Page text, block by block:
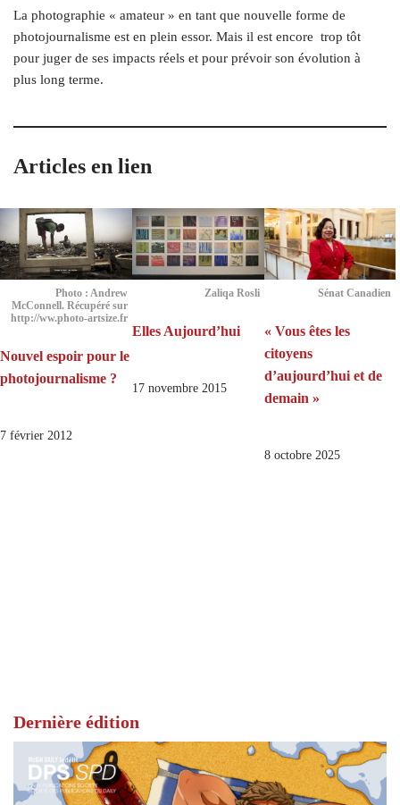
La photographie « amateur » en tant que nouvelle forme de
photojournalisme est en plein essor. Mais il est encore trop tôt
pour juger de ses impacts réels et pour prévoir son évolution à
plus long terme.
Articles en lien
Photo : Andrew
McConnell. Récupéré sur
http://​ww​.photo​-artsize​.fr
Nouvel espoir pour le
photojournalisme ?
7 février 2012
Zaliqa Rosli
Elles Aujourd’hui
17 novembre 2015
Sénat Canadien
« Vous êtes les
citoyens
d’aujourd’hui et de
demain »
8 octobre 2025
Dernière édition